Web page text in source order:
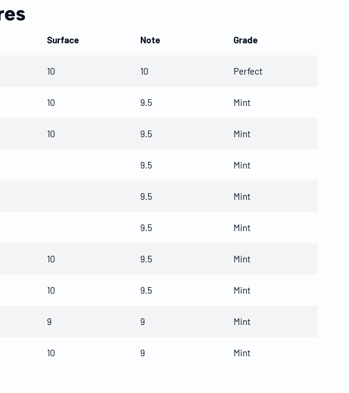
Surface Note Grade
10 10 Perfect
10 9.5 Mint
10 9.5 Mint
9.5 Mint
9.5 Mint
9.5 Mint
10 9.5 Mint
10 9.5 Mint
9 9 Mint
10 9 Mint